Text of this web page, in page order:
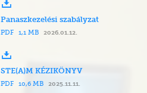
Panaszkezelési szabályzat
PDF
1,1 MB 2026.01.12.
STE(A)M KÉZIKÖNYV
PDF
10,6 MB 2025.11.11.